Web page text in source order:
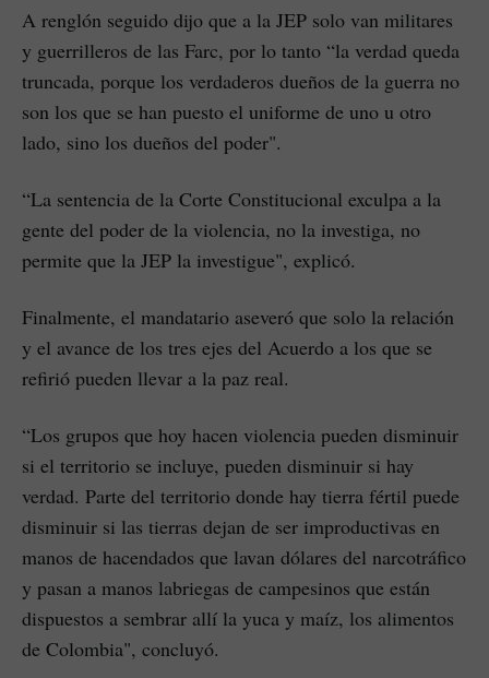
A renglón seguido dijo que a la JEP solo van militares
y guerrilleros de las Farc, por lo tanto “la verdad queda
truncada, porque los verdaderos dueños de la guerra no
son los que se han puesto el uniforme de uno u otro
lado, sino los dueños del poder".
“La sentencia de la Corte Constitucional exculpa a la
gente del poder de la violencia, no la investiga, no
permite que la JEP la investigue", explicó.
Finalmente, el mandatario aseveró que solo la relación
y el avance de los tres ejes del Acuerdo a los que se
refirió pueden llevar a la paz real.
“Los grupos que hoy hacen violencia pueden disminuir
si el territorio se incluye, pueden disminuir si hay
verdad. Parte del territorio donde hay tierra fértil puede
disminuir si las tierras dejan de ser improductivas en
manos de hacendados que lavan dólares del narcotráfico
y pasan a manos labriegas de campesinos que están
dispuestos a sembrar allí la yuca y maíz, los alimentos
de Colombia", concluyó.